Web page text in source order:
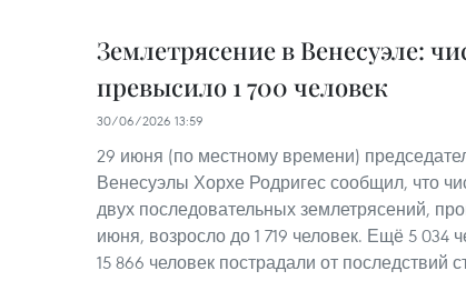
Землетрясение в Венесуэле:
превысило 1 700 человек
30/06/2026 13:59
29 июня (по местному времени)
Венесуэлы Хорхе Родригес сообщил, что
двух последовательных землетрясений,
июня, возросло до 1 719 человек. Ещё 5 034
15 866 человек пострадали от последствий